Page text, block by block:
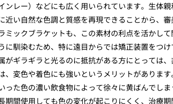
レー）などにも広く用いられています。生体親
い自然な色調と質感を再現できることから、審
ックブラケットも、この素材の利点を活かして
馴染むため、特に遠目からでは矯正装置をつけ
ギラギラと光るのに抵抗がある方にとっては、
変色や着色にも強いというメリットがあります
た色の濃い飲食物によって徐々に黄ばんでしま
間使用しても色の変化が起こりにくく、治療期